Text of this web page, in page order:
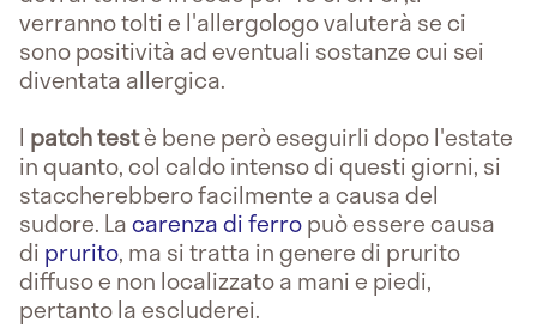
verranno tolti e l'allergologo valuterà se ci
sono positività ad eventuali sostanze cui sei
diventata allergica.
I patchtestè bene però eseguirli dopo l'estate
in quanto, col caldo intenso di questi giorni, si
staccherebbero facilmente a causa del
sudore. Lacarenza di ferropuò essere causa
di prurito, ma si tratta in genere di prurito
diffuso e non localizzato a mani e piedi,
pertanto la escluderei.